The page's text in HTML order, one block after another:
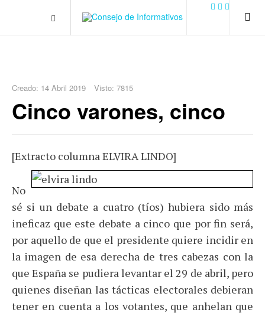
url('../../images/contact.png') 0 0 no-repeat; color: #eaeaea; padding:
Creado: 14 Abril 2019 Visto: 7815
Cinco varones, cinco
[Extracto columna ELVIRA LINDO]
No
sé si un debate a cuatro (tíos) hubiera sido más
ineficaz que este debate a cinco que por fin será,
por aquello de que el presidente quiere incidir en
la imagen de esa derecha de tres cabezas con la
que España se pudiera levantar el 29 de abril, pero
quienes diseñan las tácticas electorales debieran
tener en cuenta a los votantes, que anhelan que